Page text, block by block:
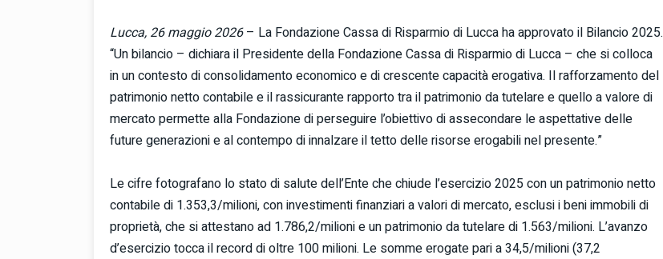
Lucca, 26 maggio 2026– La Fondazione Cassa di Risparmio di Lucca ha approvato il Bilancio 2025.
“Un bilancio – dichiara il Presidente della Fondazione Cassa di Risparmio di Lucca – che si colloca
in un contesto di consolidamento economico e di crescente capacità erogativa. Il rafforzamento del
patrimonio netto contabile e il rassicurante rapporto tra il patrimonio da tutelare e quello a valore di
mercato permette alla Fondazione di perseguire l’obiettivo di assecondare le aspettative delle
future generazioni e al contempo di innalzare il tetto delle risorse erogabili nel presente.”
Le cifre fotografano lo stato di salute dell’Ente che chiude l’esercizio 2025 con un patrimonio netto
contabile di 1.353,3/milioni, con investimenti finanziari a valori di mercato, esclusi i beni immobili di
proprietà, che si attestano ad 1.786,2/milioni e un patrimonio da tutelare di 1.563/milioni. L’avanzo
d’esercizio tocca il record di oltre 100 milioni. Le somme erogate pari a 34,5/milioni (37,2